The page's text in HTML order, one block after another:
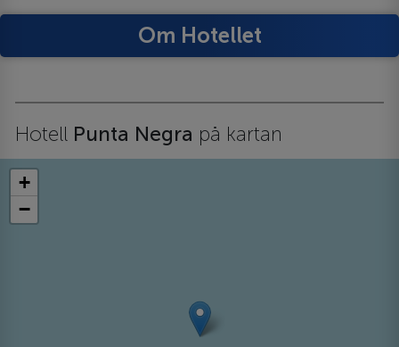
Om Hotellet
Hotell Punta Negra på kartan
+
−